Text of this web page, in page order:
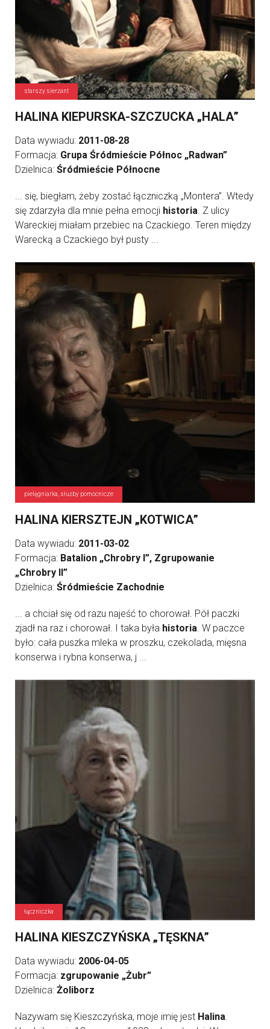
starszy sierżant
HALINA KIEPURSKA-SZCZUCKA „HALA”
Data wywiadu: 2011-08-28
Formacja: Grupa Śródmieście Północ „Radwan”
Dzielnica: Śródmieście Północne
... się, biegłam, żeby zostać łączniczką „Montera”. Wtedy
się zdarzyła dla mnie pełna emocji historia. Z ulicy
Wareckiej miałam przebiec na Czackiego. Teren między
Warecką a Czackiego był pusty ...
pielęgniarka, służby pomocnicze
HALINA KIERSZTEJN „KOTWICA”
Data wywiadu: 2011-03-02
Formacja: Batalion „Chrobry I”, Zgrupowanie
„Chrobry II”
Dzielnica: Śródmieście Zachodnie
... a chciał się od razu najeść to chorował. Pół paczki
zjadł na raz i chorował. I taka była historia. W paczce
było: cała puszka mleka w proszku, czekolada, mięsna
konserwa i rybna konserwa, j ...
łączniczka
HALINA KIESZCZYŃSKA „TĘSKNA”
Data wywiadu: 2006-04-05
Formacja: zgrupowanie „Żubr”
Dzielnica: Żoliborz
Nazywam się Kieszczyńska, moje imię jest Halina.